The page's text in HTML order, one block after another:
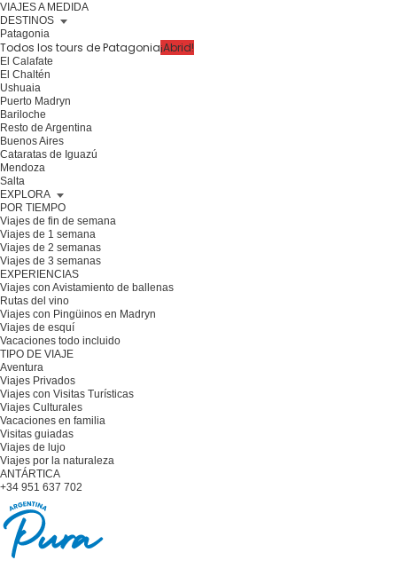
VIAJES A MEDIDA
DESTINOS
Patagonia
Todos los tours de Patagonia¡Abrid!
El Calafate
El Chaltén
Ushuaia
Puerto Madryn
Bariloche
Resto de Argentina
Buenos Aires
Cataratas de Iguazú
Mendoza
Salta
EXPLORA
POR TIEMPO
Viajes de fin de semana
Viajes de 1 semana
Viajes de 2 semanas
Viajes de 3 semanas
EXPERIENCIAS
Viajes con Avistamiento de ballenas
Rutas del vino
Viajes con Pingüinos en Madryn
Viajes de esquí
Vacaciones todo incluido
TIPO DE VIAJE
Aventura
Viajes Privados
Viajes con Visitas Turísticas
Viajes Culturales
Vacaciones en familia
Visitas guiadas
Viajes de lujo
Viajes por la naturaleza
ANTÁRTICA
+34 951 637 702